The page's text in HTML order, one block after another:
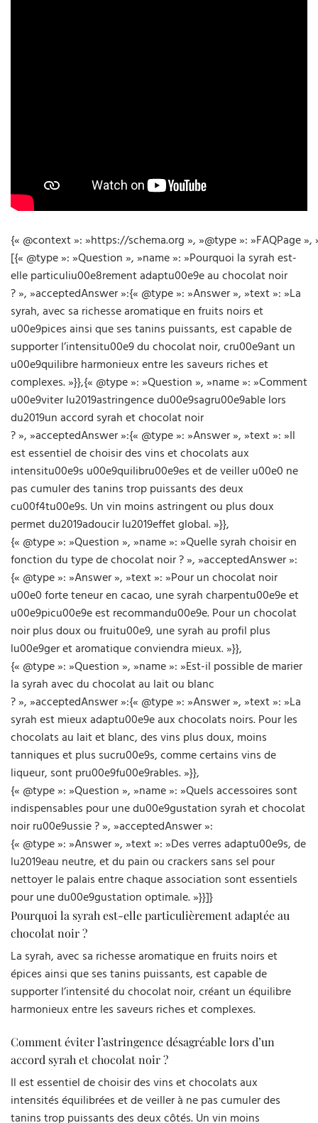
{« @context »: »https://schema.org », »@type »: »FAQPage »,
[{« @type »: »Question », »name »: »Pourquoi la syrah est-
elle particuliu00e8rement adaptu00e9e au chocolat noir
? », »acceptedAnswer »:{« @type »: »Answer », »text »: »La
syrah, avec sa richesse aromatique en fruits noirs et
u00e9pices ainsi que ses tanins puissants, est capable de
supporter l’intensitu00e9 du chocolat noir, cru00e9ant un
u00e9quilibre harmonieux entre les saveurs riches et
complexes. »}},{« @type »: »Question », »name »: »Comment
u00e9viter lu2019astringence du00e9sagru00e9able lors
du2019un accord syrah et chocolat noir
? », »acceptedAnswer »:{« @type »: »Answer », »text »: »Il
est essentiel de choisir des vins et chocolats aux
intensitu00e9s u00e9quilibru00e9es et de veiller u00e0 ne
pas cumuler des tanins trop puissants des deux
cu00f4tu00e9s. Un vin moins astringent ou plus doux
permet du2019adoucir lu2019effet global. »}},
{« @type »: »Question », »name »: »Quelle syrah choisir en
fonction du type de chocolat noir ? », »acceptedAnswer »:
{« @type »: »Answer », »text »: »Pour un chocolat noir
u00e0 forte teneur en cacao, une syrah charpentu00e9e et
u00e9picu00e9e est recommandu00e9e. Pour un chocolat
noir plus doux ou fruitu00e9, une syrah au profil plus
lu00e9ger et aromatique conviendra mieux. »}},
{« @type »: »Question », »name »: »Est-il possible de marier
la syrah avec du chocolat au lait ou blanc
? », »acceptedAnswer »:{« @type »: »Answer », »text »: »La
syrah est mieux adaptu00e9e aux chocolats noirs. Pour les
chocolats au lait et blanc, des vins plus doux, moins
tanniques et plus sucru00e9s, comme certains vins de
liqueur, sont pru00e9fu00e9rables. »}},
{« @type »: »Question », »name »: »Quels accessoires sont
indispensables pour une du00e9gustation syrah et chocolat
noir ru00e9ussie ? », »acceptedAnswer »:
{« @type »: »Answer », »text »: »Des verres adaptu00e9s, de
lu2019eau neutre, et du pain ou crackers sans sel pour
nettoyer le palais entre chaque association sont essentiels
pour une du00e9gustation optimale. »}}]}
Pourquoi la syrah est-elle particulièrement adaptée au
chocolat noir ?
La syrah, avec sa richesse aromatique en fruits noirs et
épices ainsi que ses tanins puissants, est capable de
supporter l’intensité du chocolat noir, créant un équilibre
harmonieux entre les saveurs riches et complexes.
Comment éviter l’astringence désagréable lors d’un
accord syrah et chocolat noir ?
Il est essentiel de choisir des vins et chocolats aux
intensités équilibrées et de veiller à ne pas cumuler des
tanins trop puissants des deux côtés. Un vin moins